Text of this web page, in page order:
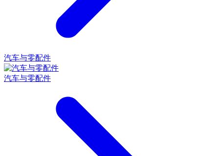
汽车与零配件
汽车与零配件